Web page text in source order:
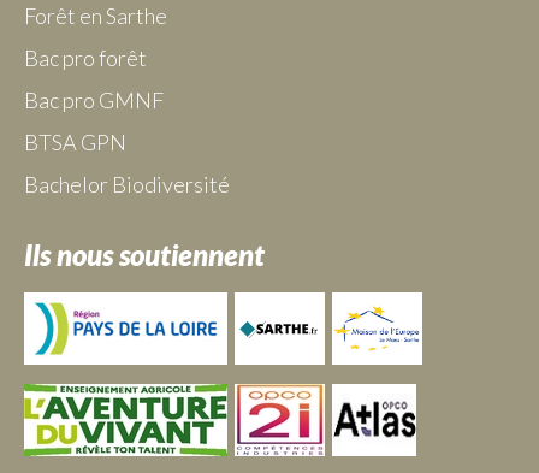
Forêt en Sarthe
Bac pro forêt
Bac pro GMNF
BTSA GPN
Bachelor Biodiversité
Ils nous soutiennent